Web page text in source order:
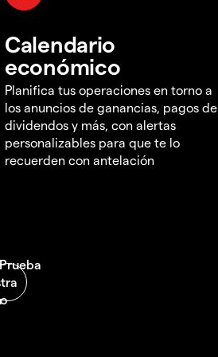
Calendario
económico
Planifica tus operaciones en torno a
los anuncios de ganancias, pagos de
dividendos y más, con alertas
personalizables para que te lo
recuerden con antelación